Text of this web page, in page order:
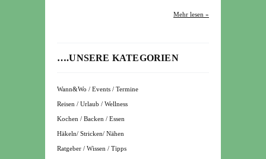
Mehr lesen »
….UNSERE KATEGORIEN
Wann&Wo / Events / Termine
Reisen / Urlaub / Wellness
Kochen / Backen / Essen
Häkeln/ Stricken/ Nähen
Ratgeber / Wissen / Tipps